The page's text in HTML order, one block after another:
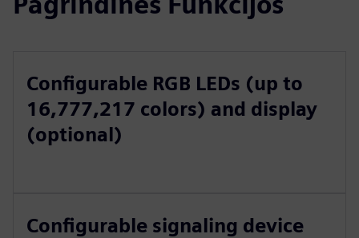
Configurable RGB LEDs (up to
16,777,217 colors) and display
(optional)
Configurable signaling device